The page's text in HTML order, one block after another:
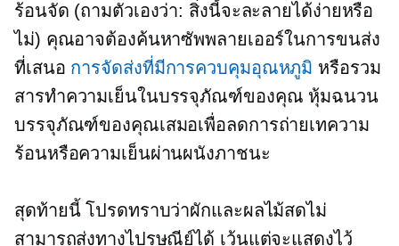
ร้อนจัด (ถามตัวเองว่า: สิ่งนี้จะละลายได้ง่ายหรือ
ไม่) คุณอาจต้องค้นหาซัพพลายเออร์ในการขนส่ง
ที่เสนอ การจัดส่งที่มีการควบคุมอุณหภูมิ หรือรวม
สารทำความเย็นในบรรจุภัณฑ์ของคุณ หุ้มฉนวน
บรรจุภัณฑ์ของคุณเสมอเพื่อลดการถ่ายเทความ
ร้อนหรือความเย็นผ่านผนังภาชนะ
สุดท้ายนี้ โปรดทราบว่าผักและผลไม้สดไม่
สามารถส่งทางไปรษณีย์ได้ เว้นแต่จะแสดงไว้